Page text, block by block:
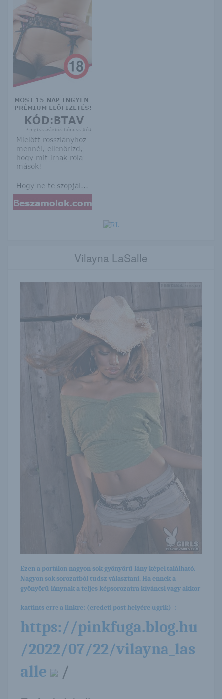
Vilayna LaSalle
Ezen a portálon nagyon sok gyönyörű lány képei található.
Nagyon sok sorozatból tudsz választani. Ha ennek a
gyönyörű lánynak a teljes képsorozatra kíváncsi vagy akkor
kattints erre a linkre: (eredeti post helyére ugrik) -:-
https://pinkfuga.blog.hu
/2022/07/22/vilayna_las
alle
/